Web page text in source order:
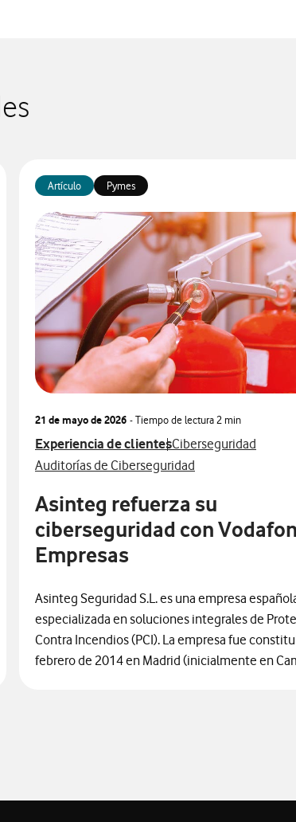
Artículo Pymes
21 de mayo de 2026 - Tiempo de lectura2 min
Ver más articulos relacionados con
Experiencia de clientesVer más artículos con
Ciberseguridad
Ver más artículos con
Auditorías de Ciberseguridad
Asinteg refuerza su
ciberseguridad con
Empresas
Asinteg Seguridad S.L. es una empresa
especializada en soluciones integrales de
Contra Incendios (PCI). La empresa fue
febrero de 2014 en Madrid (inicialmente en
referente en la Comunidad de Madrid,